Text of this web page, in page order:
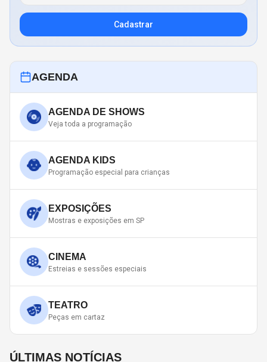
Cadastrar
AGENDA
AGENDA DE SHOWS
Veja toda a programação
AGENDA KIDS
Programação especial para crianças
EXPOSIÇÕES
Mostras e exposições em SP
CINEMA
Estreias e sessões especiais
TEATRO
Peças em cartaz
ÚLTIMAS NOTÍCIAS